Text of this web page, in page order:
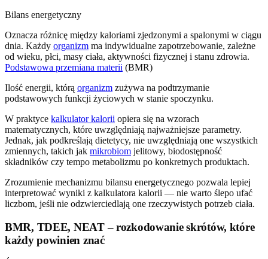
Bilans energetyczny
Oznacza różnicę między kaloriami zjedzonymi a spalonymi w ciągu
dnia. Każdy organizm ma indywidualne zapotrzebowanie, zależne
od wieku, płci, masy ciała, aktywności fizycznej i stanu zdrowia.
Podstawowa przemiana materii (BMR)
Ilość energii, którą organizm zużywa na podtrzymanie
podstawowych funkcji życiowych w stanie spoczynku.
W praktyce kalkulator kalorii opiera się na wzorach
matematycznych, które uwzględniają najważniejsze parametry.
Jednak, jak podkreślają dietetycy, nie uwzględniają one wszystkich
zmiennych, takich jak mikrobiom jelitowy, biodostępność
składników czy tempo metabolizmu po konkretnych produktach.
Zrozumienie mechanizmu bilansu energetycznego pozwala lepiej
interpretować wyniki z kalkulatora kalorii — nie warto ślepo ufać
liczbom, jeśli nie odzwierciedlają one rzeczywistych potrzeb ciała.
BMR, TDEE, NEAT – rozkodowanie skrótów, które
każdy powinien znać